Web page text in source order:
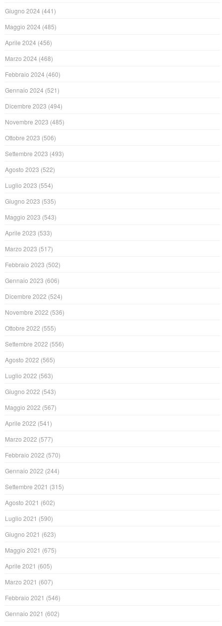
Giugno 2024 (441)
Maggio 2024 (485)
Aprile 2024 (456)
Marzo 2024 (468)
Febbraio 2024 (460)
Gennaio 2024 (521)
Dicembre 2023 (494)
Novembre 2023 (485)
Ottobre 2023 (506)
Settembre 2023 (493)
Agosto 2023 (522)
Luglio 2023 (554)
Giugno 2023 (535)
Maggio 2023 (543)
Aprile 2023 (533)
Marzo 2023 (517)
Febbraio 2023 (502)
Gennaio 2023 (606)
Dicembre 2022 (524)
Novembre 2022 (536)
Ottobre 2022 (555)
Settembre 2022 (556)
Agosto 2022 (565)
Luglio 2022 (563)
Giugno 2022 (543)
Maggio 2022 (567)
Aprile 2022 (541)
Marzo 2022 (577)
Febbraio 2022 (570)
Gennaio 2022 (244)
Settembre 2021 (315)
Agosto 2021 (602)
Luglio 2021 (590)
Giugno 2021 (623)
Maggio 2021 (675)
Aprile 2021 (605)
Marzo 2021 (607)
Febbraio 2021 (546)
Gennaio 2021 (602)